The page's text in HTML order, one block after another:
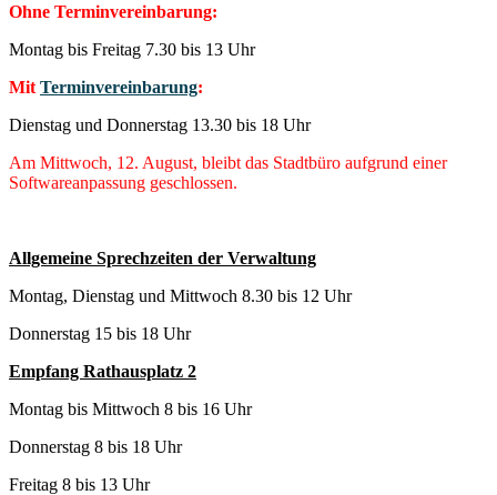
Ohne Terminvereinbarung:
Montag bis Freitag 7.30 bis 13 Uhr
Mit Terminvereinbarung:
Dienstag und Donnerstag 13.30 bis 18 Uhr
Am Mittwoch, 12. August, bleibt das Stadtbüro aufgrund einer
Softwareanpassung geschlossen.
Allgemeine Sprechzeiten der Verwaltung
Montag, Dienstag und Mittwoch 8.30 bis 12 Uhr
Donnerstag 15 bis 18 Uhr
Empfang Rathausplatz 2
Montag bis Mittwoch 8 bis 16 Uhr
Donnerstag 8 bis 18 Uhr
Freitag 8 bis 13 Uhr